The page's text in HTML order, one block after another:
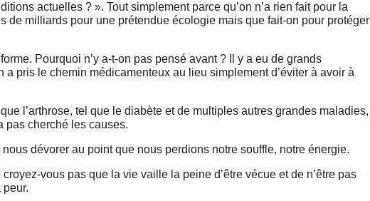
actuelles ? ». Tout simplement parce qu’on n’a rien fait pour la
de milliards pour une prétendue écologie mais que fait-on pour protéger
Pourquoi n’y a-t-on pas pensé avant ? Il y a eu de grands
pris le chemin médicamenteux au lieu simplement d’éviter à avoir à
l’arthrose, tel que le diabète et de multiples autres grandes maladies,
pas cherché les causes.
dévorer au point que nous perdions notre souffle, notre énergie.
vous pas que la vie vaille la peine d’être vécue et de n’être pas